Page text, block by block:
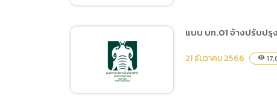
เจาะจง
ประกาศผู้ชนะการเสนอราคา
จ้างจัดกิจกรรมวันปีใหม่ โดย
วิธีเฉพาะเจาะจง
แบบ บก.01 จ้างปรับป
21 ธันวาคม 2566 visibility